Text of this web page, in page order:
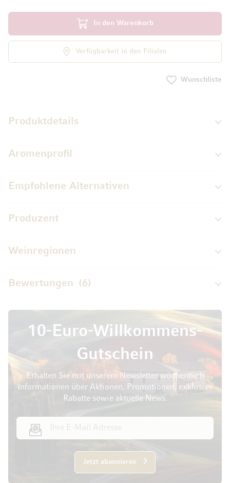
In den Warenkorb
Verfügbarkeit in den Filialen
Wunschliste
Produktdetails
Aromenprofil
Empfohlene Alternativen
Produzent
Weinregionen
Bewertungen 6
10-Euro-Willkommens-
Gutschein
Erhalten Sie mit unserem Newsletter wöchentlich
Informationen über Aktionen, Promotionen, exklusive
Rabatte sowie aktuelle News.
Jetzt abonnieren